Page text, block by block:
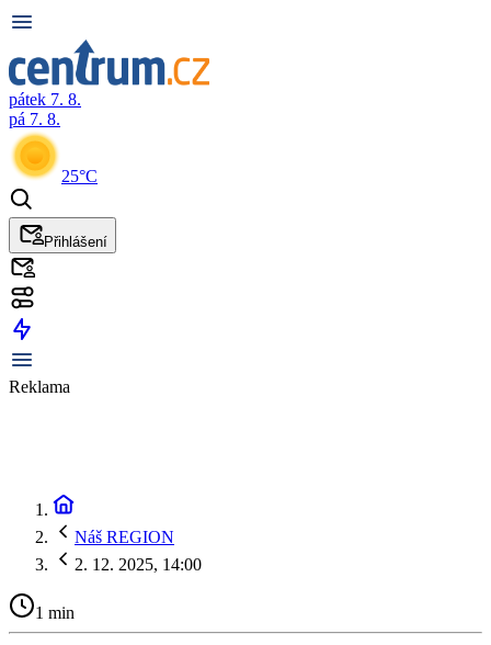
pátek 7. 8.
pá 7. 8.
25°C
Přihlášení
Reklama
Náš REGION
2. 12. 2025, 14:00
1 min